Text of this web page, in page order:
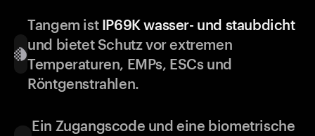
Tangem ist IP69K wasser- und staubdicht
und bietet Schutz vor extremen
Temperaturen, EMPs, ESCs und
Röntgenstrahlen.
Ein Zugangscode und eine biometrische